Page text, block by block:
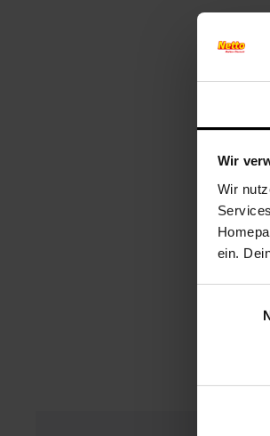
Wir
Wir
ein.